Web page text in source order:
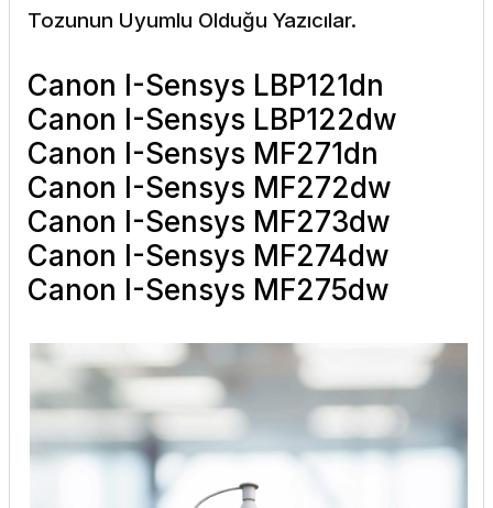
Tozunun Uyumlu Olduğu Yazıcılar.
Canon I-Sensys LBP121dn
Canon I-Sensys LBP122dw
Canon I-Sensys MF271dn
Canon I-Sensys MF272dw
Canon I-Sensys MF273dw
Canon I-Sensys MF274dw
Canon I-Sensys MF275dw